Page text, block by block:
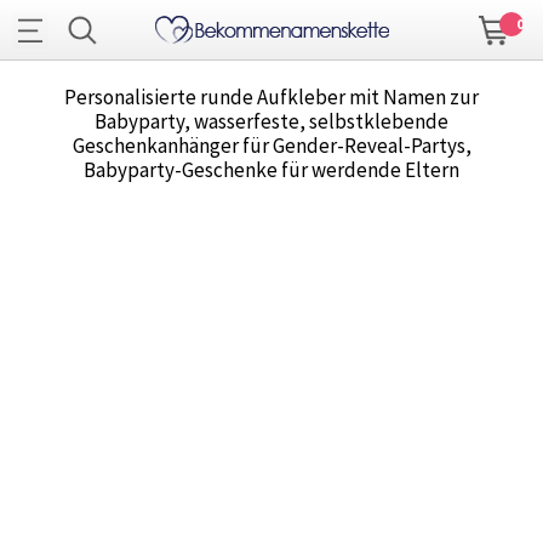
0
Personalisierte runde Aufkleber mit Namen zur
Babyparty, wasserfeste, selbstklebende
Geschenkanhänger für Gender-Reveal-Partys,
Babyparty-Geschenke für werdende Eltern